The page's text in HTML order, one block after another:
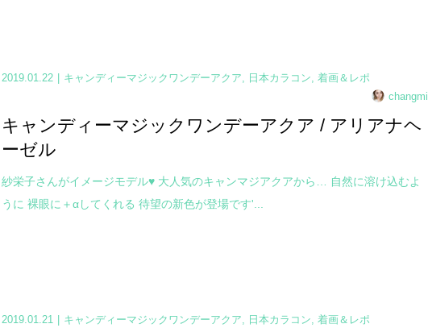
2019.01.22 キャンディーマジックワンデーアクア, 日本カラコン,着画＆レポ
changmi
キャンディーマジックワンデーアクア / アリアナヘ
ーゼル
紗栄子さんがイメージモデル♥ 大人気のキャンマジアクアから… 自然に溶け込むよ
うに 裸眼に＋αしてくれる 待望の新色が登場です'...
2019.01.21 キャンディーマジックワンデーアクア 日本カラコン ,着画＆レポ